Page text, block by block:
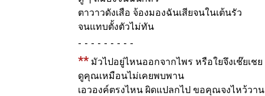
ตาวาวดังเสือ จ้องมองฉันเสียจนในเต้นรัว
จนแทบตั้งตัวไม่ทัน
-
** มัวไปอยู่ไหนออกจากไพร หรือใยจึงเช๊ยเชย
ดูคุณเหมือนไม่เคยพบพาน
เอวองค์ตรงไหน ผิดแปลกไป ขอคุณจงไหว้วาน